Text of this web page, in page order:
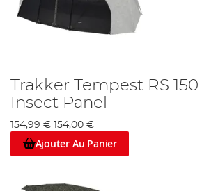
Trakker Tempest RS
Insect Panel
154,99 € 154,00 €
Ajouter Au Panier